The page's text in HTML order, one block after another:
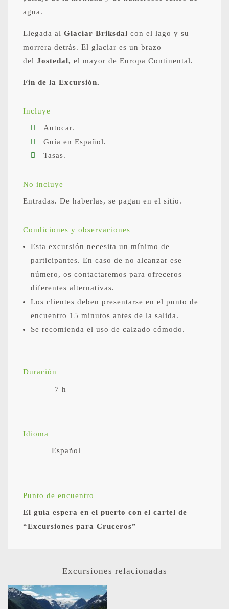
agua.
Llegada al Glaciar Briksdal con el lago y su
morrera detrás. El glaciar es un brazo
del Jostedal, el mayor de Europa Continental.
Fin de la Excursión.
Incluye
Autocar.
Guía en Español.
Tasas.
No incluye
Entradas. De haberlas, se pagan en el sitio.
Condiciones y observaciones
Esta excursión necesita un mínimo de
participantes. En caso de no alcanzar ese
número, os contactaremos para ofreceros
diferentes alternativas.
Los clientes deben presentarse en el punto de
encuentro 15 minutos antes de la salida.
Se recomienda el uso de calzado cómodo.
Duración
7 h
Idioma
Español
Punto de encuentro
El guía espera en el puerto con el cartel de
“Excursiones para Cruceros”
Excursiones relacionadas